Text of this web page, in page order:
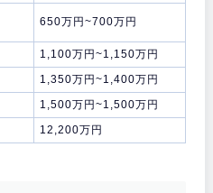
650万円~700万円
1,100万円~1,150万円
1,350万円~1,400万円
1,500万円~1,500万円
12,200万円